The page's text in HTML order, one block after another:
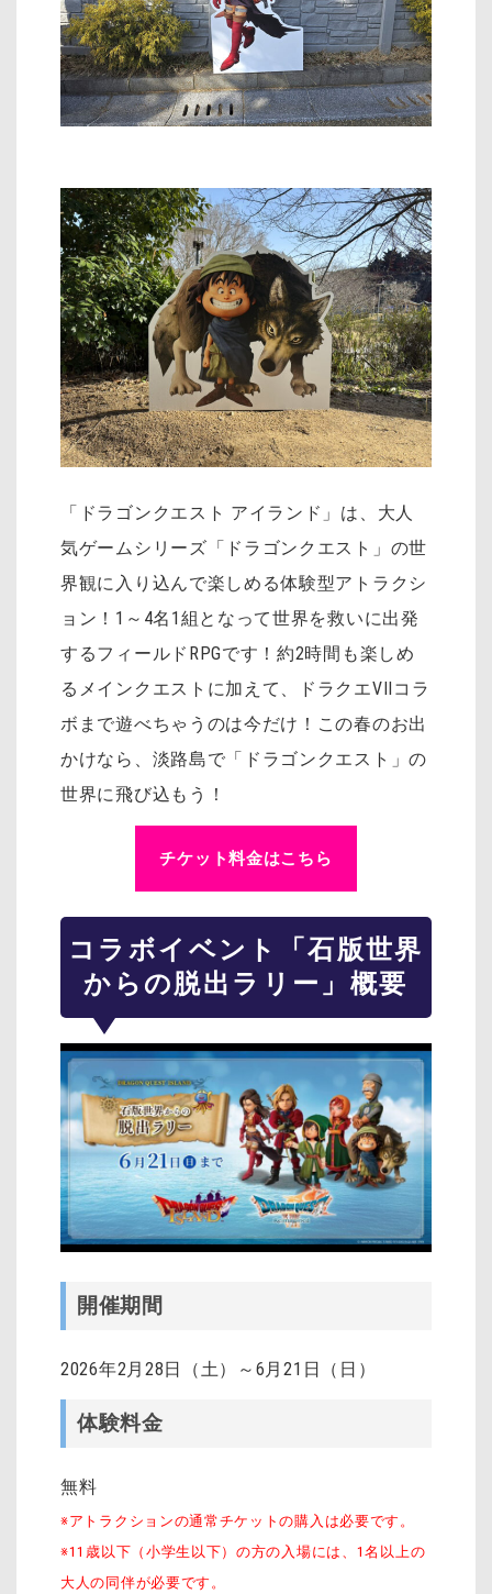
「ドラゴンクエスト アイランド」は、大人
気ゲームシリーズ「ドラゴンクエスト」の世
界観に入り込んで楽しめる体験型アトラクシ
ョン！1～4名1組となって世界を救いに出発
するフィールドRPGです！約2時間も楽しめ
るメインクエストに加えて、ドラクエVIIコラ
ボまで遊べちゃうのは今だけ！この春のお出
かけなら、淡路島で「ドラゴンクエスト」の
世界に飛び込もう！
チケット料金はこちら
コラボイベント「石版世界
からの脱出ラリー」概要
開催期間
2026年2月28日（土）～6月21日（日）
体験料金
無料
※アトラクションの通常チケットの購入は必要です。
※11歳以下（小学生以下）の方の入場には、1名以上の
大人の同伴が必要です。